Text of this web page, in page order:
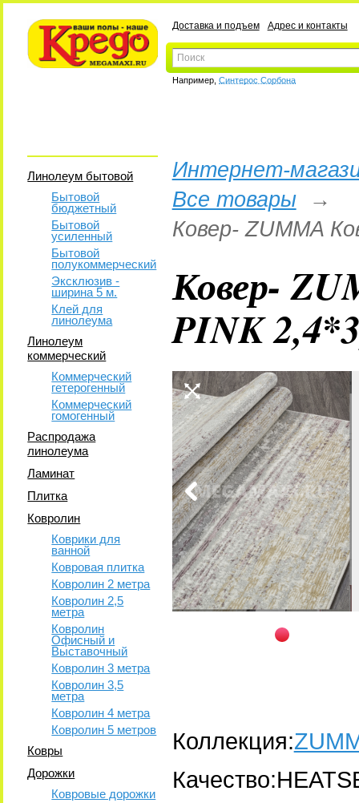
Доставка и подъем Адрес и контакты
Например, Синтерос Сорбона
Линолеум бытовой
Бытовой
бюджетный
Бытовой
усиленный
Бытовой
полукоммерческий
Эксклюзив -
ширина 5 м.
Клей для
линолеума
Линолеум
коммерческий
Коммерческий
гетерогенный
Коммерческий
гомогенный
Распродажа
линолеума
Ламинат
Плитка
Ковролин
Коврики для
ванной
Ковровая плитка
Ковролин 2 метра
Ковролин 2,5
метра
Ковролин
Офисный и
Выставочный
Ковролин 3 метра
Ковролин 3,5
метра
Ковролин 4 метра
Ковролин 5 метров
Ковры
Дорожки
Ковровые дорожки
Интернет-
Все товары→
Ковер- ZUMMA
Ковер-
PINK
Коллекция: